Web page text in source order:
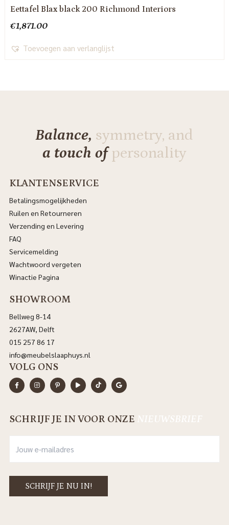
Eettafel Blax black 200 Richmond Interiors
€1,871.00
Toevoegen aan verlanglijst
Balance, symmetry, and
a touch ofpersonality
KLANTENSERVICE
Betalingsmogelijkheden
Ruilen en Retourneren
Verzending en Levering
FAQ
Servicemelding
Wachtwoord vergeten
Winactie Pagina
SHOWROOM
Bellweg 8-14
2627AW, Delft
015 257 86 17
info@meubelslaaphuys.nl
VOLG ONS
SCHRIJF JE IN VOOR ONZE NIEUWSBRIEF